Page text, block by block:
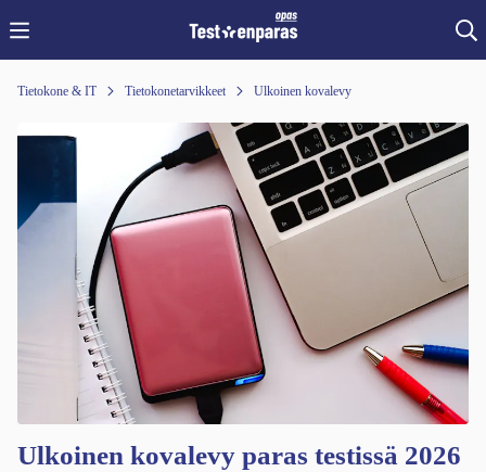
Tietokone & IT Tietokonetarvikkeet Ulkoinen kovalevy
Ulkoinen kovalevy paras testissä 2026